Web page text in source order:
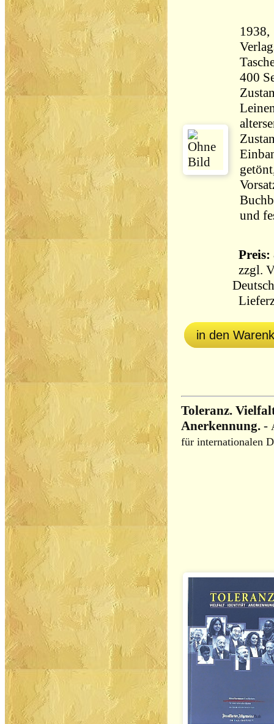
und
Preis:
zzgl.
in den
Toleranz.
Anerkennung. -
für internationalen